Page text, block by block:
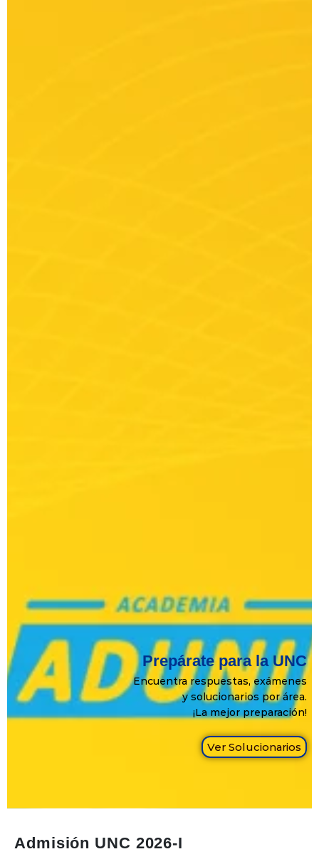
Prepárate para la UNC
Encuentra respuestas, exámenes
y solucionarios por área.
¡La mejor preparación!
Ver Solucionarios
Admisión UNC 2026-I